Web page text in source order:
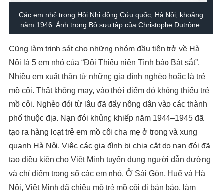
Các em nhỏ trong Hội Nhi đồng Cứu quốc, Hà Nội, khoảng
năm 1946. Ảnh trong Bộ sưu tập của Christophe Dutrône.
Cũng làm trinh sát cho những nhóm đầu tiên trở về Hà
Nội là 5 em nhỏ của “Đội Thiếu niên Tình báo Bát sắt”.
Nhiều em xuất thân từ những gia đình nghèo hoặc là trẻ
mồ côi. Thật không may, vào thời điểm đó không thiếu trẻ
mồ côi. Nghèo đói từ lâu đã đẩy nông dân vào các thành
phố thuộc địa. Nạn đói khủng khiếp năm 1944–1945 đã
tạo ra hàng loạt trẻ em mồ côi cha mẹ ở trong và xung
quanh Hà Nội. Việc các gia đình bị chia cắt do nạn đói đã
tạo điều kiện cho Việt Minh tuyển dụng người dẫn đường
và chỉ điểm trong số các em nhỏ. Ở Sài Gòn, Huế và Hà
Nội, Việt Minh đã chiêu mộ trẻ mồ côi đi bán báo, làm